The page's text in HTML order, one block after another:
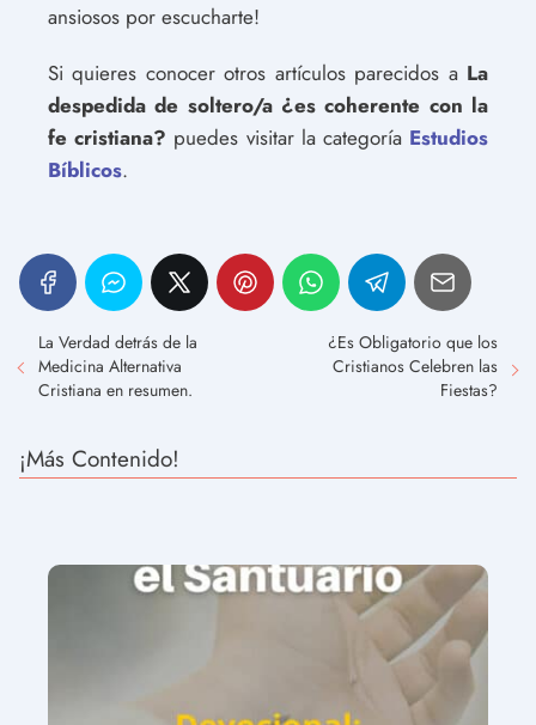
ansiosos por escucharte!
Si quieres conocer otros artículos parecidos a La
despedida de soltero/a ¿es coherente con la
fe cristiana? puedes visitar la categoría Estudios
Bíblicos.
La Verdad detrás de la
Medicina Alternativa
Cristiana en resumen.
¿Es Obligatorio que los
Cristianos Celebren las
Fiestas?
¡Más Contenido!